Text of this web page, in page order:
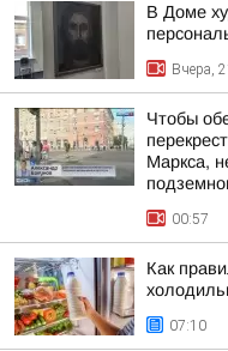
В Доме
Вчера,
Чтобы
Маркса,
00:57
Как
07:10